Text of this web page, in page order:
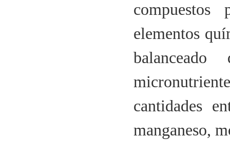
compuestos
elementos
cantidades
manganeso,